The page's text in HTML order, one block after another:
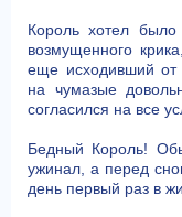
Король хотел было
возмущенного
еще исходивший от
на чумазые
согласился на все
Бедный Король!
ужинал, а перед
день первый раз в